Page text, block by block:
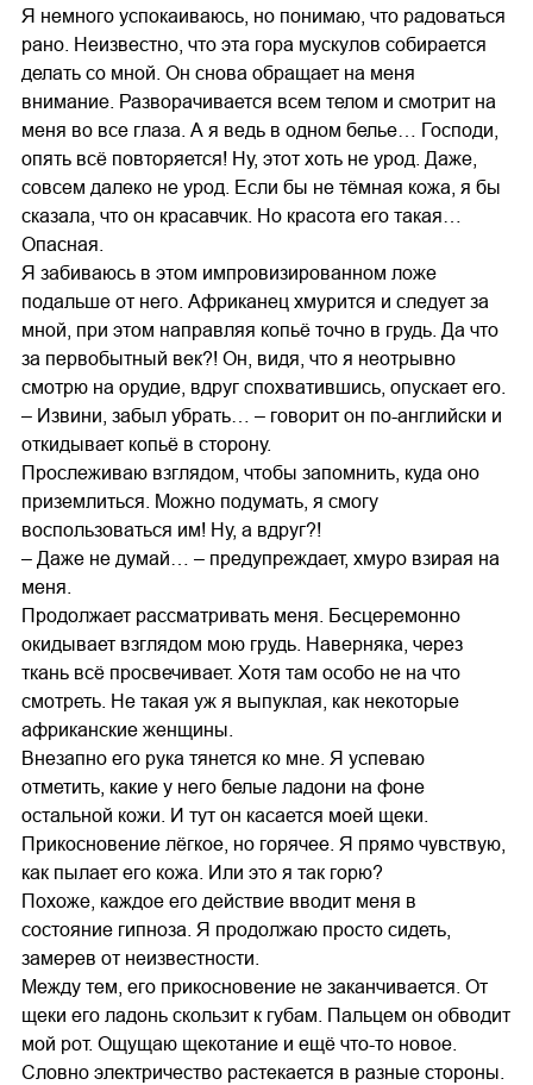
Я немного успокаиваюсь, но понимаю, что радоваться
рано. Неизвестно, что эта гора мускулов собирается
делать со мной. Он снова обращает на меня
внимание. Разворачивается всем телом и смотрит на
меня во все глаза. А я ведь в одном белье… Господи,
опять всё повторяется! Ну, этот хоть не урод. Даже,
совсем далеко не урод. Если бы не тёмная кожа, я бы
сказала, что он красавчик. Но красота его такая…
Опасная.
Я забиваюсь в этом импровизированном ложе
подальше от него. Африканец хмурится и следует за
мной, при этом направляя копьё точно в грудь. Да что
за первобытный век?! Он, видя, что я неотрывно
смотрю на орудие, вдруг спохватившись, опускает его.
– Извини, забыл убрать… – говорит он по-английски и
откидывает копьё в сторону.
Прослеживаю взглядом, чтобы запомнить, куда оно
приземлиться. Можно подумать, я смогу
воспользоваться им! Ну, а вдруг?!
– Даже не думай… – предупреждает, хмуро взирая на
меня.
Продолжает рассматривать меня. Бесцеремонно
окидывает взглядом мою грудь. Наверняка, через
ткань всё просвечивает. Хотя там особо не на что
смотреть. Не такая уж я выпуклая, как некоторые
африканские женщины.
Внезапно его рука тянется ко мне. Я успеваю
отметить, какие у него белые ладони на фоне
остальной кожи. И тут он касается моей щеки.
Прикосновение лёгкое, но горячее. Я прямо чувствую,
как пылает его кожа. Или это я так горю?
Похоже, каждое его действие вводит меня в
состояние гипноза. Я продолжаю просто сидеть,
замерев от неизвестности.
Между тем, его прикосновение не заканчивается. От
щеки его ладонь скользит к губам. Пальцем он обводит
мой рот. Ощущаю щекотание и ещё что-то новое.
Словно электричество растекается в разные стороны.